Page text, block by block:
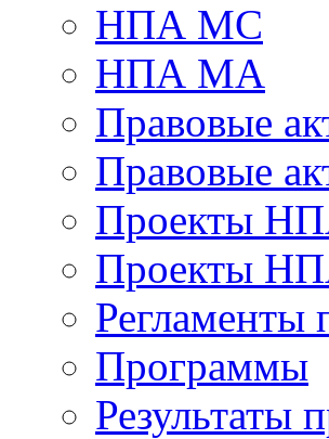
НПА МС
НПА МА
Правовые
Правовые
Проекты
Проекты
Регламенты
Программы
Результаты